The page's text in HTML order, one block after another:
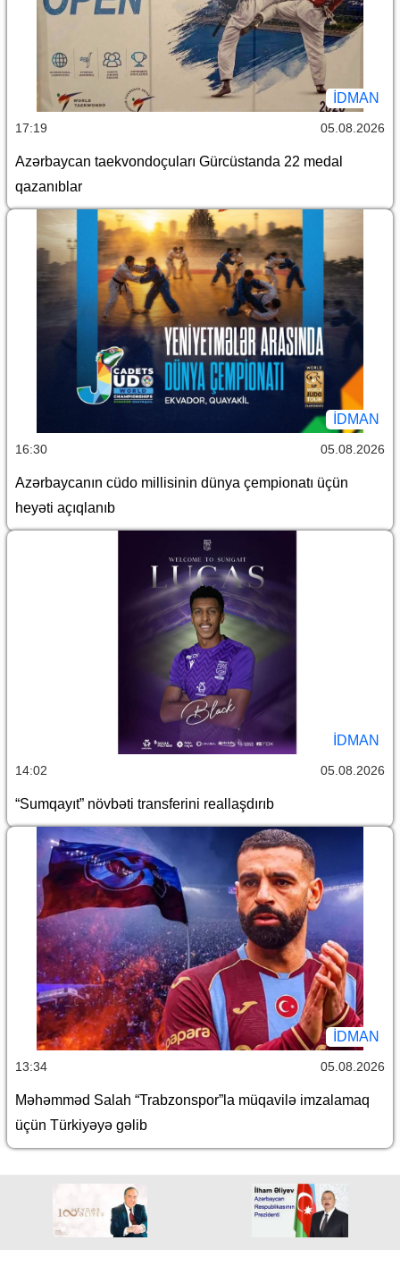
İDMAN
17:19 05.08.2026
Azərbaycan taekvondoçuları Gürcüstanda 22 medal
qazanıblar
İDMAN
16:30 05.08.2026
Azərbaycanın cüdo millisinin dünya çempionatı üçün
heyəti açıqlanıb
İDMAN
14:02 05.08.2026
“Sumqayıt” növbəti transferini reallaşdırıb
İDMAN
13:34 05.08.2026
Məhəmməd Salah “Trabzonspor”la müqavilə imzalamaq
üçün Türkiyəyə gəlib